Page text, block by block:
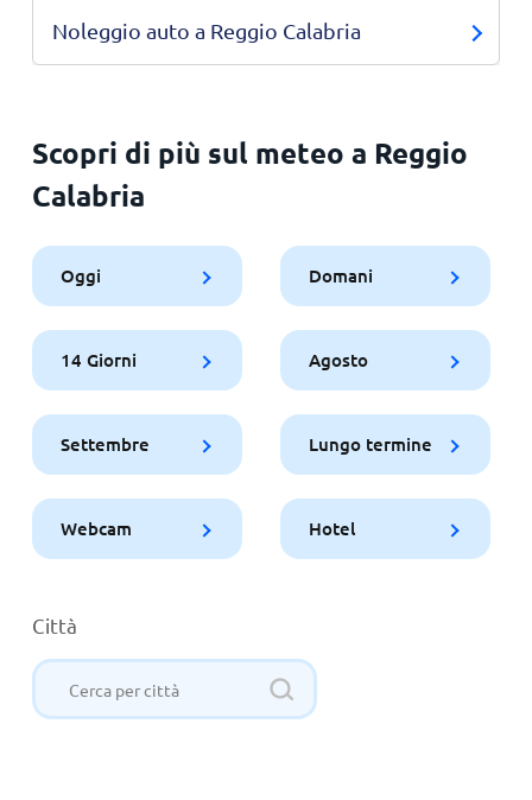
Noleggio auto a Reggio Calabria
Scopri di più sul meteo a Reggio
Calabria
Oggi Domani
14 Giorni Agosto
Settembre Lungo termine
Webcam Hotel
Città